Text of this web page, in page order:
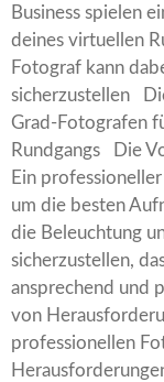
Business spielen
deines virtuellen
Fotograf kann
sicherzustellen
Grad-Fotografen
Rundgangs Die
Ein
um die besten
die Beleuchtung
sicherzustellen,
ansprechend und
von
professionellen